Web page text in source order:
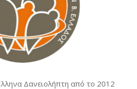
Δανειολήπτη από το 2012